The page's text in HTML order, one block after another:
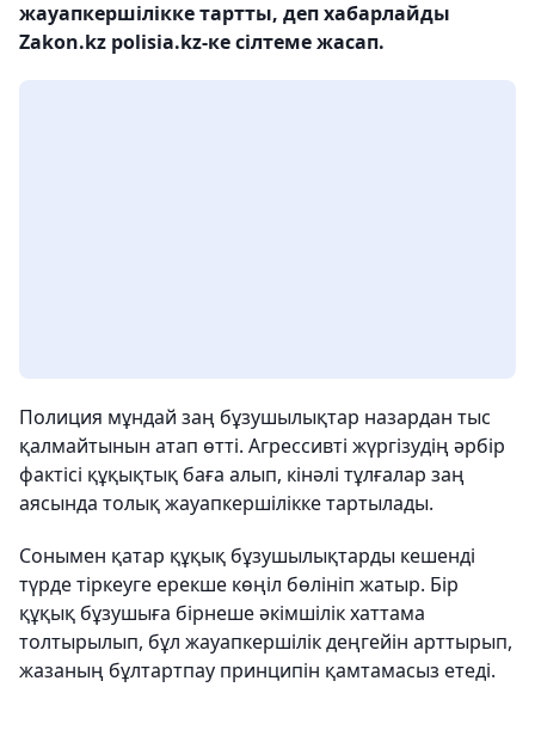
жауапкершілікке тартты, деп хабарлайды
Zakon.kz polisia.kz-ке сілтеме жасап.
Полиция мұндай заң бұзушылықтар назардан тыс
қалмайтынын атап өтті. Агрессивті жүргізудің әрбір
фактісі құқықтық баға алып, кінәлі тұлғалар заң
аясында толық жауапкершілікке тартылады.
Сонымен қатар құқық бұзушылықтарды кешенді
түрде тіркеуге ерекше көңіл бөлініп жатыр. Бір
құқық бұзушыға бірнеше әкімшілік хаттама
толтырылып, бұл жауапкершілік деңгейін арттырып,
жазаның бұлтартпау принципін қамтамасыз етеді.